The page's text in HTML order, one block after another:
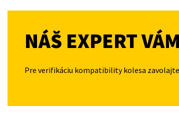
NÁŠ EXPERT
Pre verifikáciu kompatibility kolesa